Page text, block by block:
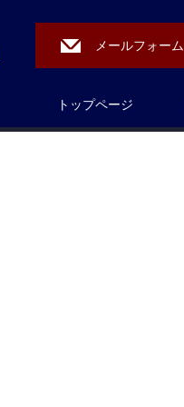
メールフォーム
トップページ